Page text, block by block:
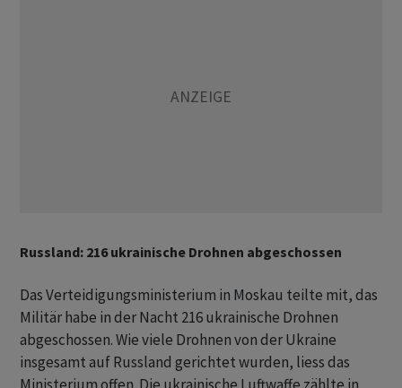
Russland: 216 ukrainische Drohnen abgeschossen
Das Verteidigungsministerium in Moskau teilte mit, das
Militär habe in der Nacht 216 ukrainische Drohnen
abgeschossen. Wie viele Drohnen von der Ukraine
insgesamt auf Russland gerichtet ​wurden, liess ​das